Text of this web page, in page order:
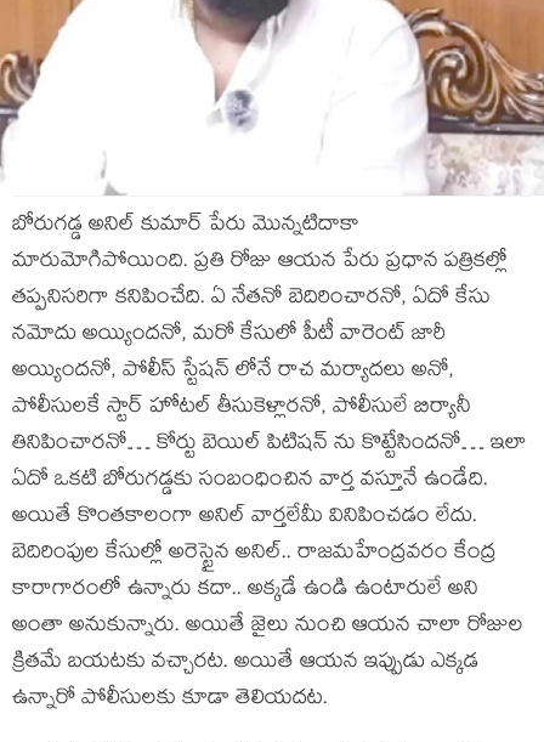
బోరుగడ్డ అనిల్ కుమార్ పేరు మొన్నటిదాకా
మారుమోగిపోయింది. ప్రతి రోజు ఆయన పేరు ప్రధాన పత్రికల్లో
తప్పనిసరిగా కనిపించేది. ఏ నేతనో బెదిరించారనో, ఏదో కేసు
నమోదు అయ్యిందనో, మరో కేసులో పీటీ వారెంట్ జారీ
అయ్యిందనో, పోలీస్ స్టేషన్ లోనే రాచ మర్యాదలు అనో,
పోలీసులకే స్టార్ హోటల్ తీసుకెళ్లారనో, పోలీసులే బిర్యానీ
తినిపించారనో… కోర్టు బెయిల్ పిటిషన్ ను కొట్టేసిందనో… ఇలా
ఏదో ఒకటి బోరుగడ్డకు సంబంధించిన వార్త వస్తూనే ఉండేది.
అయితే కొంతకాలంగా అనిల్ వార్తలేమీ వినిపించడం లేదు.
బెదిరింపుల కేసుల్లో అరెస్టైన అనిల్.. రాజమహేంద్రవరం కేంద్ర
కారాగారంలో ఉన్నారు కదా.. అక్కడే ఉండి ఉంటారులే అని
అంతా అనుకున్నారు. అయితే జైలు నుంచి ఆయన చాలా రోజుల
క్రితమే బయటకు వచ్చారట. అయితే ఆయన ఇప్పుడు ఎక్కడ
ఉన్నారో పోలీసులకు కూడా తెలియదట.